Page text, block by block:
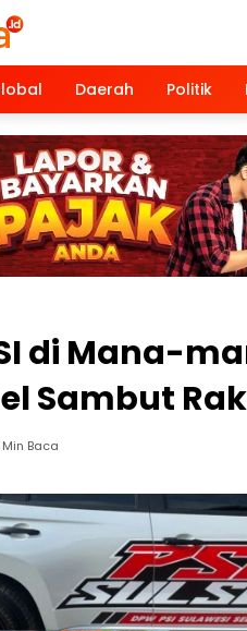
Daerah Politik
di Mana-
Sambut
Min Baca